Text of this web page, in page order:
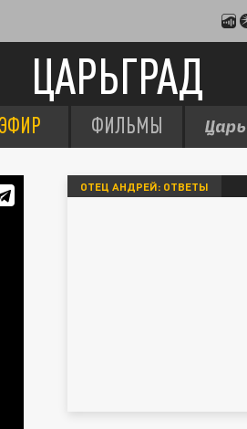
ЦАРЬГРАД
ЭФИР ФИЛЬМЫ
ОТЕЦ АНДРЕЙ: ОТВЕТЫ